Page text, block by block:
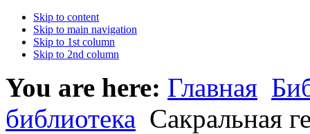
Skip to content
Skip to main navigation
Skip to 1st column
Skip to 2nd column
You are here: Главная
библиотека Сакральная